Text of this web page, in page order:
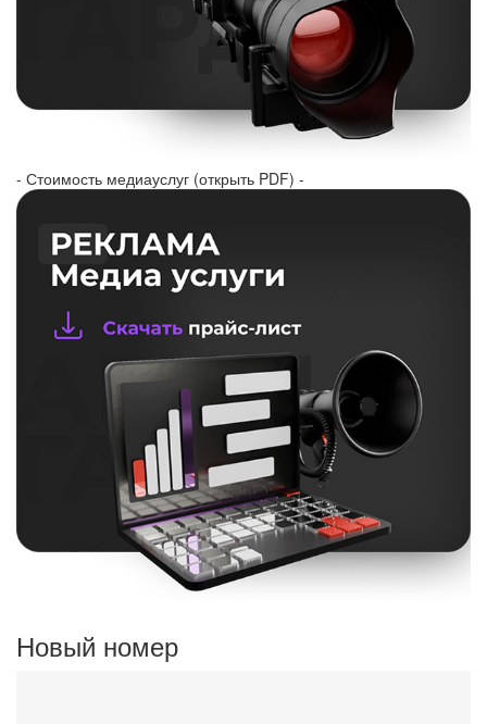
- Стоимость медиауслуг (открыть PDF) -
Новый номер